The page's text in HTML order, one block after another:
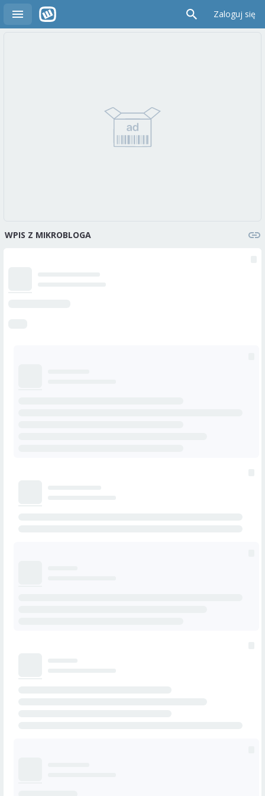
Zaloguj się
WPIS Z MIKROBLOGA